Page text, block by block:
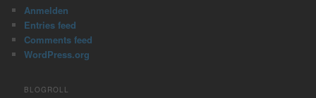
h
Anmelden
Entries feed
Comments feed
WordPress.org
BLOGROLL